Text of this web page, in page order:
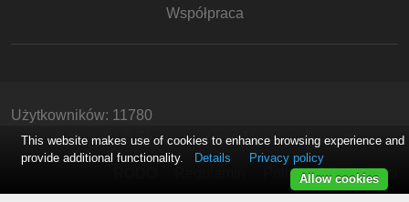
Współpraca
Użytkowników: 11780
Copyright © Stowarzyszenie Musicam Sacram
Polityka Prywatności
This website makes use of cookies to enhance browsing experience and
provide additional functionality.
Details
Privacy policy
Allow cookies